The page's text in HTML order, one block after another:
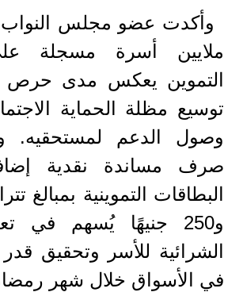
ملايين أسرة مسجلة
التموين يعكس مدى حرص
توسيع مظلة الحماية
وصول الدعم لمستحقيه.
صرف مساندة نقدية
و250 جنيهًا يُسهم في
الشرائية للأسر وتحقيق
في الأسواق خلال شهر